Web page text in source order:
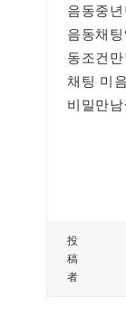
음동중
음동채
동조건
채팅 미
비밀만
投
稿
者